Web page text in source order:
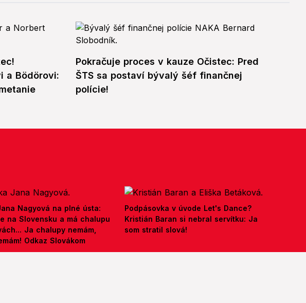
a Bödörovi:
Pokračuje proces v kauze Očistec: Pred
ŠTS sa postaví bývalý šéf finančnej
polície!
Nagyová na plné ústa:
na Slovensku a má chalupu
Ja chalupy nemám,
Odkaz Slovákom
Podpásovka v úvode Let's Dance?
Kristián Baran si nebral servítku: Ja
som stratil slová!